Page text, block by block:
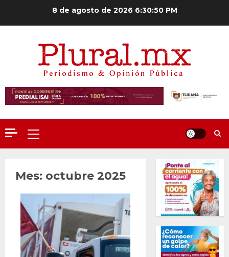
8 de agosto de 2026 6:30:50 PM
Menú
principal
Mes: octubre 2025